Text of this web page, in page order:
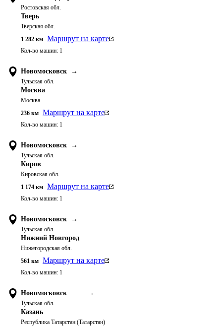
Ростовская обл.
Тверь
Тверская обл.
1 282 км Маршрут на карте
Кол-во машин: 1
Новомосковск →
Тульская обл.
Москва
Москва
236 км Маршрут на карте
Кол-во машин: 1
Новомосковск →
Тульская обл.
Киров
Кировская обл.
1 174 км Маршрут на карте
Кол-во машин: 1
Новомосковск →
Тульская обл.
Нижний Новгород
Нижегородская обл.
561 км Маршрут на карте
Кол-во машин: 1
Новомосковск →
Тульская обл.
Казань
Республика Татарстан (Татарстан)